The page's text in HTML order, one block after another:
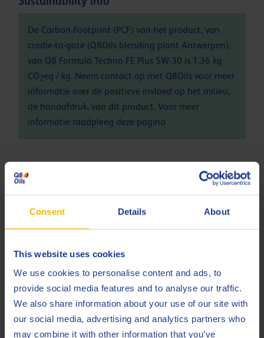
Consent Details About
This website uses cookies
We use cookies to personalise content and ads, to
provide social media features and to analyse our traffic.
We also share information about your use of our site with
our social media, advertising and analytics partners who
may combine it with other information that you’ve
De Carbon Footprint (PCF) van het product, van
cradle-to-gate (Q8Oils blending plant Antwerpen),
van Q8 Formula Techno FE Plus 5W-30 is 1.36 kg
CO2eq / kg. Neem contact op met Q8Oils voor meer
informatie over de positieve invloed op het milieu,
de handafdruk, van dit product. Voor meer
informatie raadpleeg deze pagina
Specificaties en goedkeuringen
ACEA A5/B5
Fiat
M2C913-A
Ford M2C913-B
Ford M2C913-C